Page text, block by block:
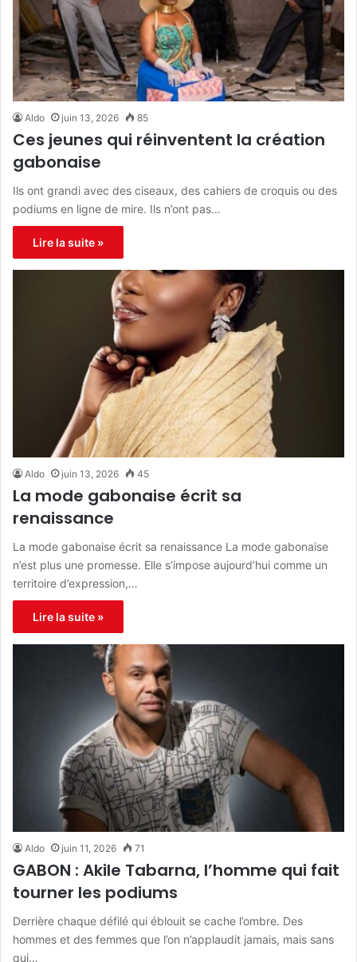
Aldo juin 13, 2026 85
Ces jeunes qui réinventent la création
gabonaise
Ils ont grandi avec des ciseaux, des cahiers de croquis ou des
podiums en ligne de mire. Ils n’ont pas…
Lire la suite »
Aldo juin 13, 2026 45
La mode gabonaise écrit sa
renaissance
La mode gabonaise écrit sa renaissance La mode gabonaise
n’est plus une promesse. Elle s’impose aujourd’hui comme un
territoire d’expression,…
Lire la suite »
Aldo juin 11, 2026 71
GABON : Akile Tabarna, l’homme qui fait
tourner les podiums
Derrière chaque défilé qui éblouit se cache l’ombre. Des
hommes et des femmes que l’on n’applaudit jamais, mais sans
qui…